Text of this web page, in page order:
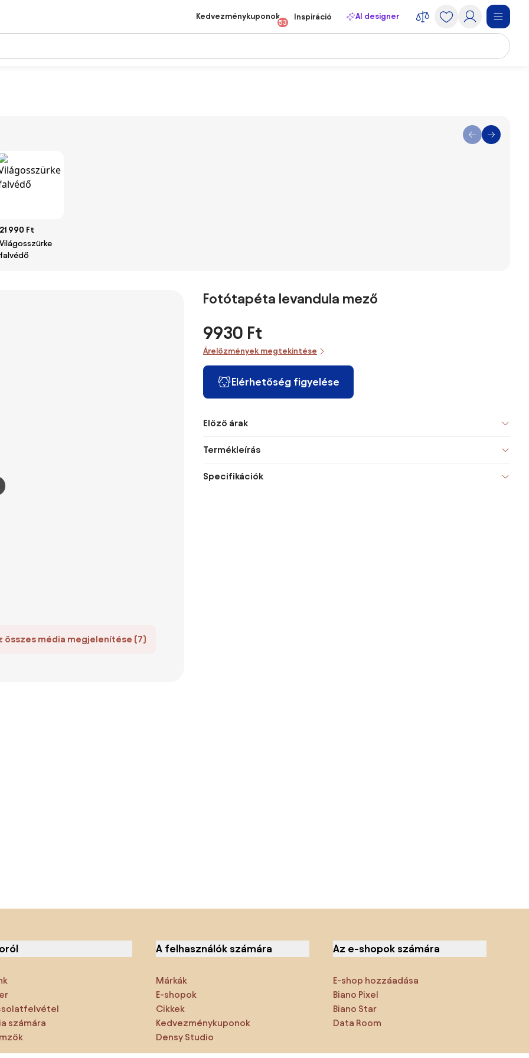
Kedvezménykuponok
53
Inspiráció AI designer
21 990 Ft
Világosszürke
falvédő
összes média megjelenítése (7)
Fotótapéta levandula mező
9930 Ft
Árelőzmények megtekintése
Elérhetőség figyelése
Előző árak
Termékleírás
Specifikációk
számára
A felhasználók számára
Márkák
E-shopok
Cikkek
Kedvezménykuponok
Densy Studio
Az e-shopok számára
E-shop hozzáadása
Biano Pixel
Biano Star
Data Room